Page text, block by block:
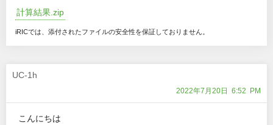
計算結果.zip
iRICでは、添付されたファイルの安全性を保証しておりません。
UC-1h
2022年7月20日 6:52 PM
こんにちは